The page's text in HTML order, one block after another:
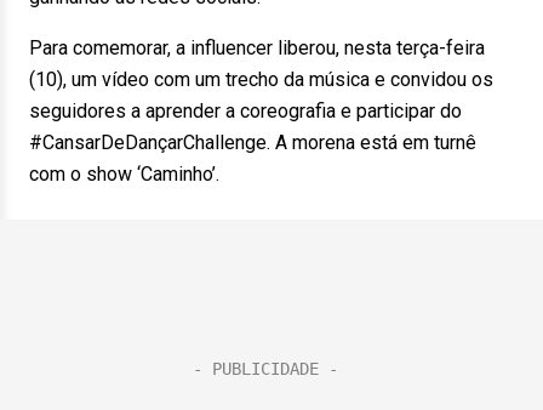
Para comemorar, a influencer liberou, nesta terça-feira
(10), um vídeo com um trecho da música e convidou os
seguidores a aprender a coreografia e participar do
#CansarDeDançarChallenge. A morena está em turnê
com o show ‘Caminho’.